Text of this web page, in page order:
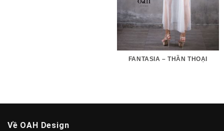
FANTASIA – THẦN THOẠI
Về OAH Design